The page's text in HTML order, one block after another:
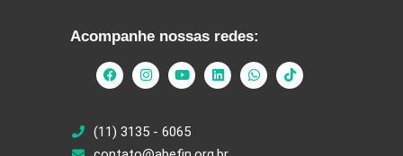
Acompanhe nossas redes:
(11) 3135 - 6065